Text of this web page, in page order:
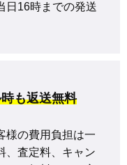
日16時までの発送
も返送無料
様の費用負担は一
、査定料、キャン